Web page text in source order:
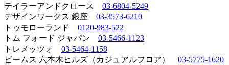
テイラーアンドクロース 03-6804-5249
デザインワークス 銀座 03-3573-6210
トゥモローランド 0120-983-522
トム フォード ジャパン 03-5466-1123
トレメッツォ 03-5464-1158
ビームス 六本木ヒルズ（カジュアルフロア） 03-5775-1620